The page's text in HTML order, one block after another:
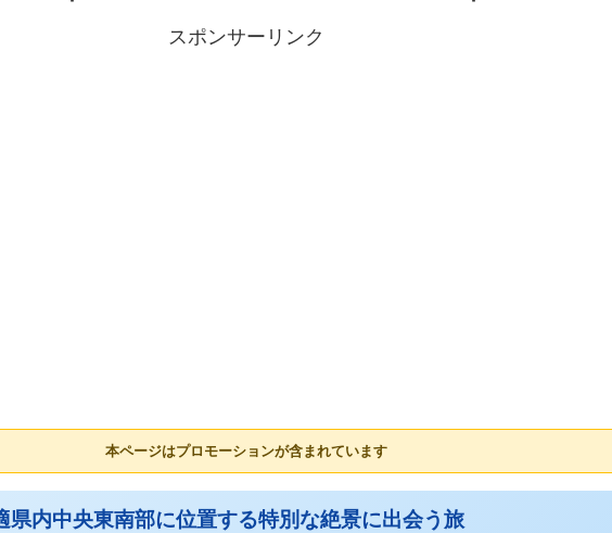
スポンサーリンク
本ページはプロモーションが含まれています
内中央東南部に位置する特別な絶景に出会う旅